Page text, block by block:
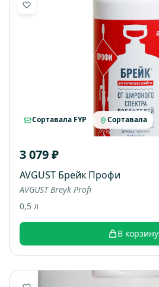
Сортавала FYP Сортавала
3 079 ₽
AVGUST Брейк Профи
AVGUST Breyk Profi
0,5 л
В корзину